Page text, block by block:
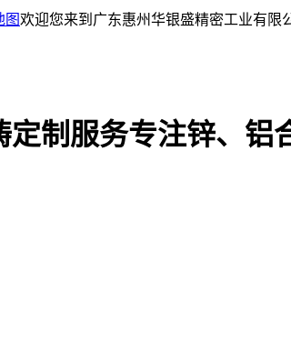
图欢迎您来到广东惠州华银盛精密工业有限
定制服务专注锌、铝